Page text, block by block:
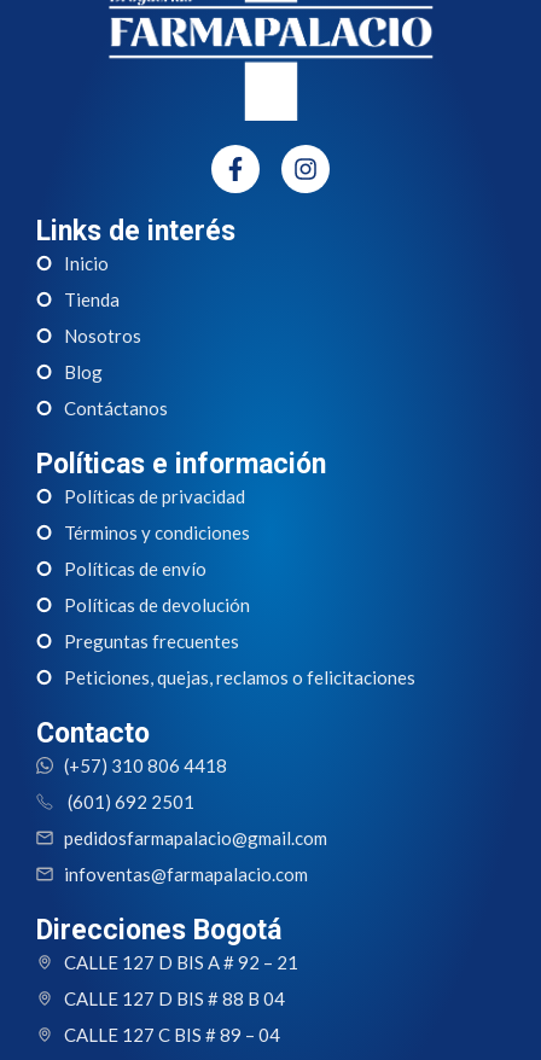
Links de interés
Inicio
Tienda
Nosotros
Blog
Contáctanos
Políticas e información
Políticas de privacidad
Términos y condiciones
Políticas de envío
Políticas de devolución
Preguntas frecuentes
Peticiones, quejas, reclamos o felicitaciones
Contacto
(+57) 310 806 4418
(601) 692 2501
pedidosfarmapalacio@gmail.com
infoventas@farmapalacio.com
Direcciones Bogotá
CALLE 127 D BIS A # 92 – 21
CALLE 127 D BIS # 88 B 04
CALLE 127 C BIS # 89 – 04